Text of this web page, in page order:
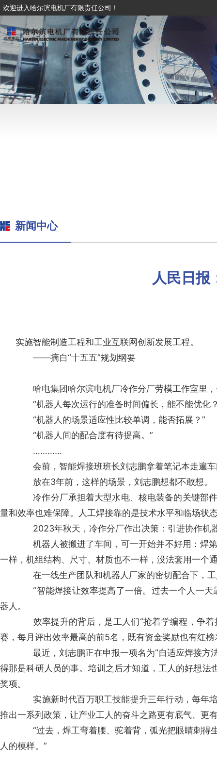
欢迎进入哈尔滨电机厂有限责任公司！
新闻中心
人民日报
实施智能制造工程和工业互联网创新发展工程。
——摘自“十五五”规划纲要
哈电集团哈尔滨电机厂冷作分厂劳模工作室里，
“机器人每次运行的准备时间偏长，能不能优化
“机器人的场景适应性比较单调，能否拓展？”
“机器人间的配合度有待提高。”
…………
会前，智能焊接班班长刘志鹏拿着笔记本走遍车
放在3年前，这样的场景，刘志鹏想都不敢想。
冷作分厂承担着大型水电、核电装备的关键部件
量和效率也难保障。人工焊接靠的是技术水平和临场
2023年秋天，冷作分厂作出决策：引进协作机
机器人被搬进了车间，可一开始并不好用：焊第
一样，机组结构、尺寸、材质也不一样，没法套用一个
在一线生产团队和机器人厂家的密切配合下，工
“智能焊接让效率提高了一倍。过去一个人一天
器人。
效率提升的背后，是工人们“抢着学编程，争着
赛，每月评出效率最高的前5名，既有资金奖励也有红榜
最近，刘志鹏正在申报一项名为“自适应焊接方
得那是科研人员的事。培训之后才知道，工人的好想
奖项。
实施新时代百万职工技能提升三年行动，每年培
推出一系列政策，让产业工人的奋斗之路更有底气、更
“过去，焊工弯着腰、驼着背，弧光把眼睛刺得
人的模样。”